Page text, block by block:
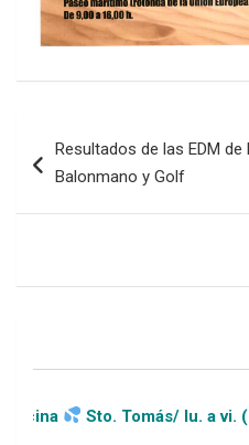
de
Resultados de las EDM
Balonmano y Golf
Sto. Tomás/ lu. a vi. (13-18h)/